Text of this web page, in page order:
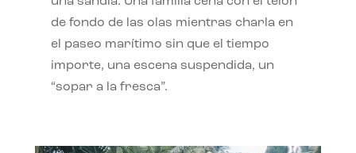
de fondo de las olas mientras charla en
el paseo marítimo sin que el tiempo
importe, una escena suspendida, un
“sopar a la fresca”.